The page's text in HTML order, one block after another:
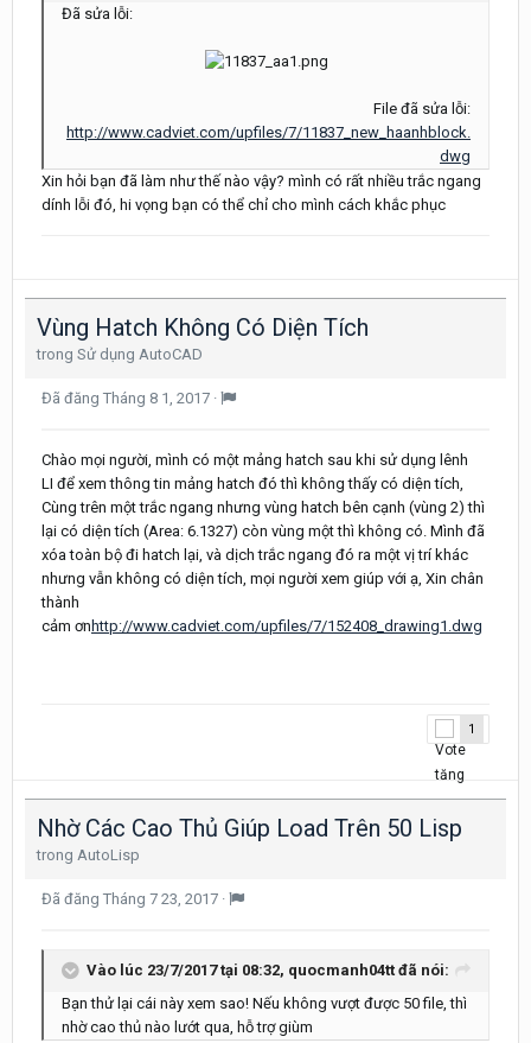
Đã sửa lỗi:
File đã sửa lỗi:
http://www.cadviet.com/upfiles/7/11837_new_haanhblock.
dwg
Xin hỏi bạn đã làm như thế nào vậy? mình có rất nhiều trắc ngang
dính lỗi đó, hi vọng bạn có thể chỉ cho mình cách khắc phục
Vùng Hatch Không Có Diện Tích
trong Sử dụng AutoCAD
Đã đăng Tháng 8 1, 2017 ·
Chào mọi người, mình có một mảng hatch sau khi sử dụng lênh
LI để xem thông tin mảng hatch đó thì không thấy có diện tích,
Cùng trên một trắc ngang nhưng vùng hatch bên cạnh (vùng 2) thì
lại có diện tích (Area: 6.1327) còn vùng một thì không có. Mình đã
xóa toàn bộ đi hatch lại, và dịch trắc ngang đó ra một vị trí khác
nhưng vẫn không có diện tích, mọi người xem giúp với ạ, Xin chân
thành
cảm ơn http://www.cadviet.com/upfiles/7/152408_drawing1.dwg
1
Nhờ Các Cao Thủ Giúp Load Trên 50 Lisp
trong AutoLisp
Đã đăng Tháng 7 23, 2017 ·
Vào lúc 23/7/2017 tại 08:32, quocmanh04tt đã nói:
Bạn thử lại cái này xem sao! Nếu không vượt được 50 file, thì
nhờ cao thủ nào lướt qua, hỗ trợ giùm